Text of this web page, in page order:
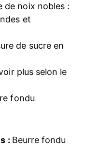
de noix nobles :
et
de sucre en
plus selon le
fondu
: Beurre fondu